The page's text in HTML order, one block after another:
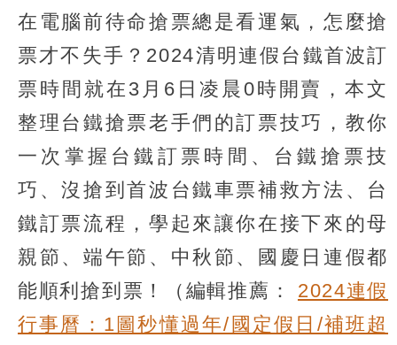
在電腦前待命搶票總是看運氣，怎麼搶
票才不失手？2024清明連假台鐵首波訂
票時間就在3月6日凌晨0時開賣，本文
整理台鐵搶票老手們的訂票技巧，教你
一次掌握台鐵訂票時間、台鐵搶票技
巧、沒搶到首波台鐵車票補救方法、台
鐵訂票流程，學起來讓你在接下來的母
親節、端午節、中秋節、國慶日連假都
能順利搶到票！（編輯推薦： 2024連假
行事曆：1圖秒懂過年/國定假日/補班超